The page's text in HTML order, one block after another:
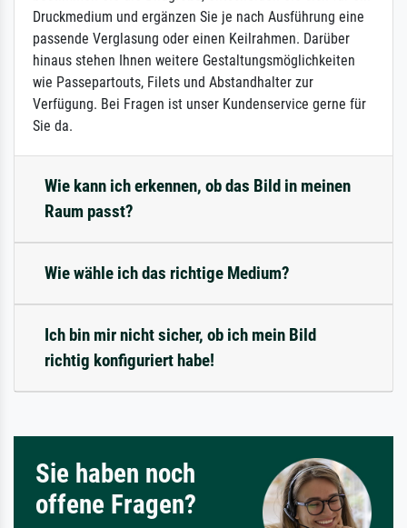
Druckmedium und ergänzen Sie je nach Ausführung eine
passende Verglasung oder einen Keilrahmen. Darüber
hinaus stehen Ihnen weitere Gestaltungsmöglichkeiten
wie Passepartouts, Filets und Abstandhalter zur
Verfügung. Bei Fragen ist unser Kundenservice gerne für
Sie da.
Wie kann ich erkennen, ob das Bild in meinen
Raum passt?
Wie wähle ich das richtige Medium?
Ich bin mir nicht sicher, ob ich mein Bild
richtig konfiguriert habe!
Sie haben noch
offene Fragen?